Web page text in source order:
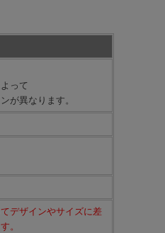
って
が異なります。
デザインやサイズに差
。